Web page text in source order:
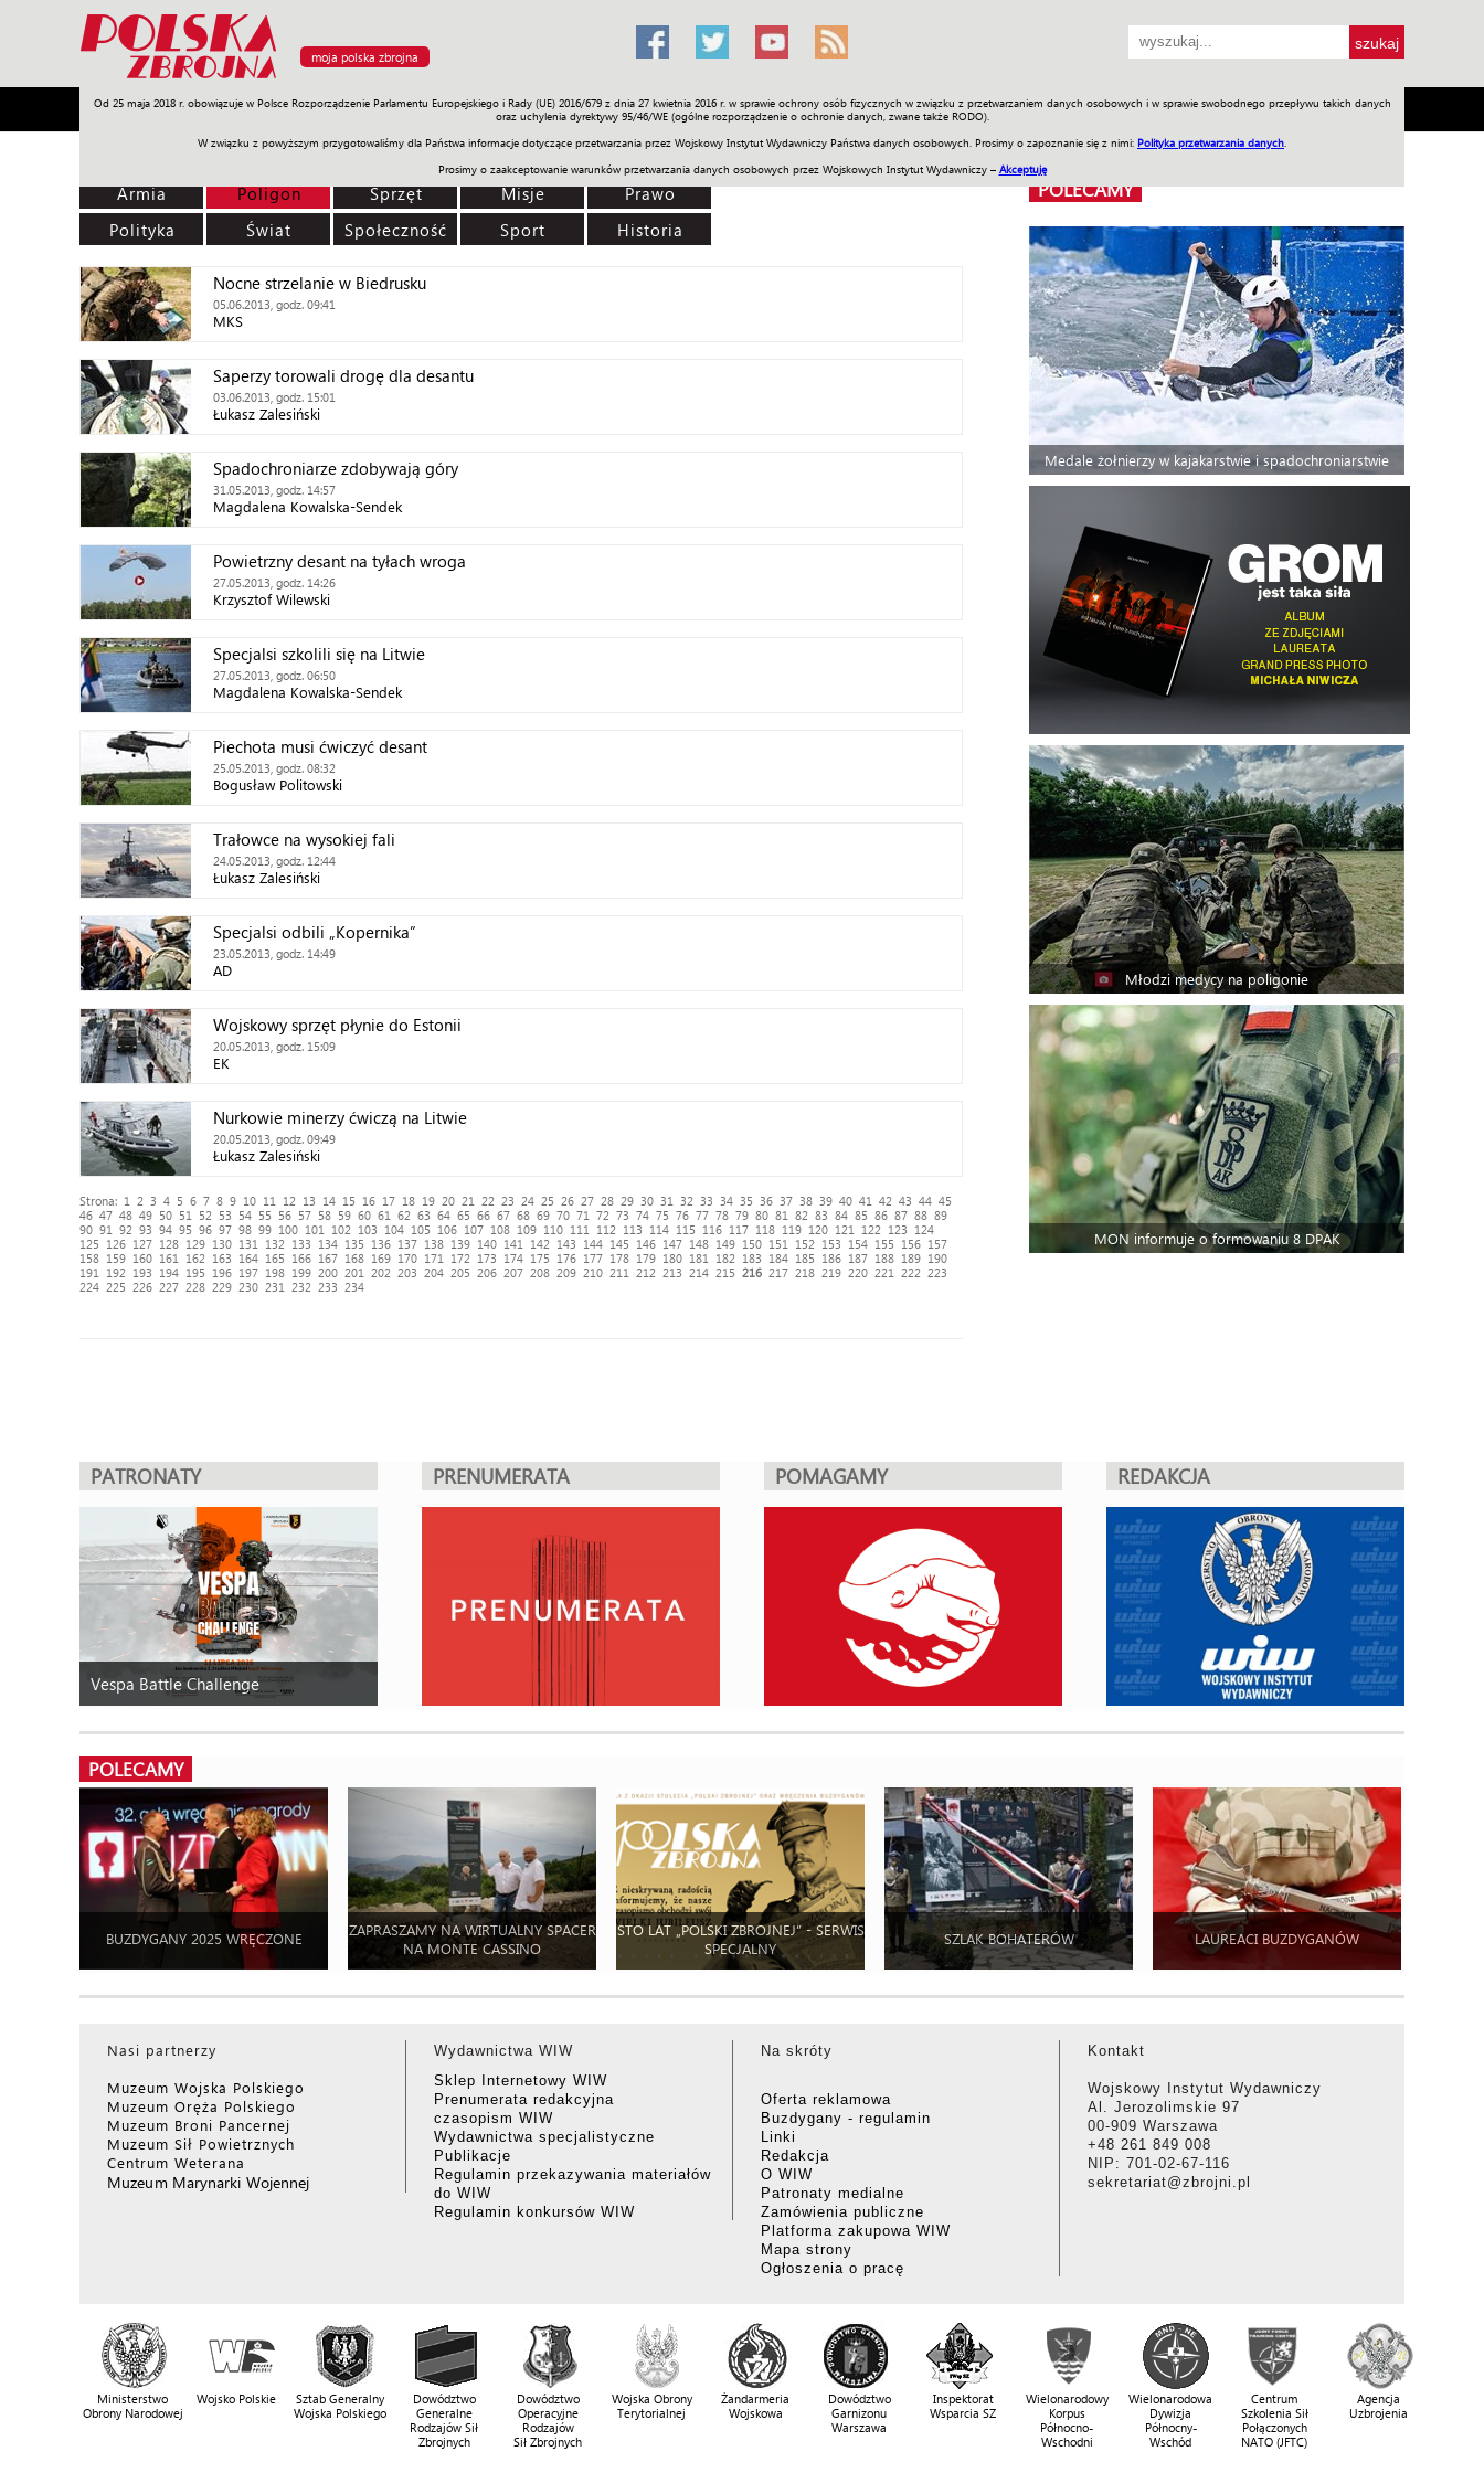
moja polska zbrojna
Od 25 maja 2018 r. obowiązuje w Polsce Rozporządzenie Parlamentu Europejskiego i Rady (UE) 2016/679 z dnia 27 kwietnia 2016 r. w sprawie ochrony osób fizycznych w związku z przetwarzaniem danych osobowych i w sprawie swobodnego przepływu takich danych
oraz uchylenia dyrektywy 95/46/WE (ogólne rozporządzenie o ochronie danych, zwane także RODO).
W związku z powyższym przygotowaliśmy dla Państwa informacje dotyczące przetwarzania przez Wojskowy Instytut Wydawniczy Państwa danych osobowych. Prosimy o zapoznanie się z nimi: Polityka przetwarzania danych
Prosimy o zaakceptowanie warunków przetwarzania danych osobowych przez Wojskowych Instytut Wydawniczy – Akceptuję
Armia Poligon Sprzęt Misje Polityka Prawo Świat Społeczność Sport Historia Galerie Wideo ENGLISH SKLEP Jednodniówki Praca w WIW
Armia Poligon Sprzęt Misje
Prawo
Polityka
Świat Społeczność Sport Historia
Nocne strzelanie w Biedrusku
05.06.2013, godz. 09:41
MKS
Saperzy torowali drogę dla desantu
03.06.2013, godz. 15:01
Łukasz Zalesiński
Spadochroniarze zdobywają góry
31.05.2013, godz. 14:57
Magdalena Kowalska-Sendek
Powietrzny desant na tyłach wroga
27.05.2013, godz. 14:26
Krzysztof Wilewski
Specjalsi szkolili się na Litwie
27.05.2013, godz. 06:50
Magdalena Kowalska-Sendek
Piechota musi ćwiczyć desant
25.05.2013, godz. 08:32
Bogusław Politowski
Trałowce na wysokiej fali
24.05.2013, godz. 12:44
Łukasz Zalesiński
Specjalsi odbili „Kopernika”
23.05.2013, godz. 14:49
AD
Wojskowy sprzęt płynie do Estonii
20.05.2013, godz. 15:09
EK
Nurkowie minerzy ćwiczą na Litwie
20.05.2013, godz. 09:49
Łukasz Zalesiński
Strona: 1 2 3 4 5 6 7 8 9 10 11 12 13 14 15 16 17 18 19 20 21 22 23 24 25 26 27 28 29 30 31 32 33 34 35 36 37 38 39 40 41 42 43 44 45
46 47 48 49 50 51 52 53 54 55 56 57 58 59 60 61 62 63 64 65 66 67 68 69 70 71 72 73 74 75 76 77 78 79 80 81 82 83 84 85 86 87 88 89
90 91 92 93 94 95 96 97 98 99 100 101 102 103 104 105 106 107 108 109 110 111 112 113 114 115 116 117 118 119 120 121 122 123
124
125
126 127 128 129 130 131 132 133 134 135 136 137 138 139 140 141 142 143 144 145 146 147 148 149 150 151 152 153 154 155 156 157
158 159 160 161 162 163 164 165 166 167 168 169 170 171 172 173 174 175 176 177 178 179 180 181 182 183 184 185 186 187 188 189 190
191
192 193 194 195 196 197 198 199 200 201 202 203 204 205 206 207 208 209 210 211 212 213 214 215 216 217 218 219 220 221 222
223
224 225 226 227 228 229 230 231 232 233 234
POLECAMY
Medale żołnierzy w kajakarstwie i spadochroniarstwie
Młodzi medycy na poligonie
MON informuje o formowaniu 8 DPAK
PATRONATY
Vespa Battle Challenge
PRENUMERATA POMAGAMY REDAKCJA
POLECAMY
BUZDYGANY 2025 WRĘCZONE
ZAPRASZAMY NA WIRTUALNY SPACER
NA MONTE CASSINO
STO LAT „POLSKI ZBROJNEJ” - SERWIS
SPECJALNY
SZLAK BOHATERÓW LAUREACI BUZDYGANÓW
Nasi partnerzy
Muzeum Wojska Polskiego
Muzeum Oręża Polskiego
Muzeum Broni Pancernej
Muzeum Sił Powietrznych
Centrum Weterana
Muzeum Marynarki Wojennej
Wydawnictwa WIW
Sklep Internetowy WIW
Prenumerata redakcyjna
czasopism WIW
Wydawnictwa specjalistyczne
Publikacje
Regulamin przekazywania materiałów
do WIW
Regulamin konkursów WIW
Na skróty
Oferta reklamowa
Buzdygany - regulamin
Linki
Redakcja
O WIW
Patronaty medialne
Zamówienia publiczne
Platforma zakupowa WIW
Mapa strony
Ogłoszenia o pracę
Kontakt
Wojskowy Instytut Wydawniczy
Al. Jerozolimskie 97
00-909 Warszawa
+48 261 849 008
NIP: 701-02-67-116
sekretariat@zbrojni.pl
Ministerstwo
Obrony Narodowej
Wojsko Polskie
Sztab Generalny
Wojska Polskiego
Dowództwo
Generalne
Rodzajów Sił
Zbrojnych
Dowództwo
Operacyjne
Rodzajów
Sił Zbrojnych
Wojska Obrony
Terytorialnej
Żandarmeria
Wojskowa
Dowództwo
Garnizonu
Warszawa
Inspektorat
Wsparcia SZ
Wielonarodowy
Korpus
Północno-
Wschodni
Wielonarodowa
Dywizja
Północny-
Wschód
Centrum
Szkolenia Sił
Połączonych
NATO (JFTC)
Agencja
Uzbrojenia